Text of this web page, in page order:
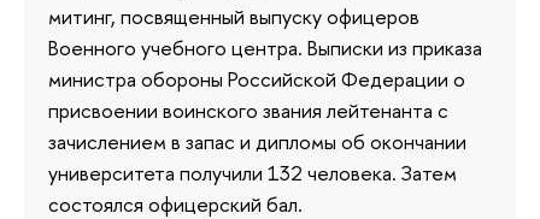
митинг, посвященный выпуску офицеров
Военного учебного центра. Выписки из приказа
министра обороны Российской Федерации о
присвоении воинского звания лейтенанта с
зачислением в запас и дипломы об окончании
университета получили 132 человека. Затем
состоялся офицерский бал.